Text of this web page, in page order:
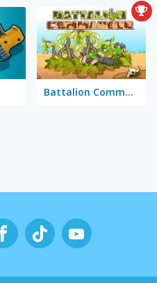
Battalion Commander